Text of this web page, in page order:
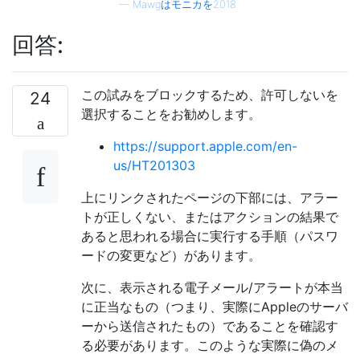
— Mawgはモニカを2018
回答:
24
この試みをブロックするため、許可しないを
選択することをお勧めします。
https://support.apple.com/en-
us/HT201303
上にリンクされたページの下部には、アラー
トが正しくない、またはアクションの結果で
あると思われる場合に実行する手順（パスワ
ードの変更など）があります。
次に、表示される電子メール/アラートが本当
に正当なもの（つまり、実際にAppleのサーバ
ーから送信されたもの）であることを確認す
る必要があります。このような実際に偽のメ